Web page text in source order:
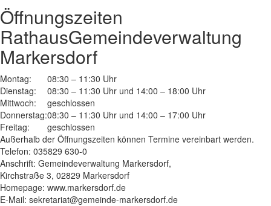
Öffnungszeiten
RathausGemeindeverwaltung
Markersdorf
Montag:
08:30 – 11:30 Uhr
Dienstag:
08:30 – 11:30 Uhr und 14:00 – 18:00 Uhr
Mittwoch:
geschlossen
Donnerstag:08:30 – 11:30 Uhr und 14:00 – 17:00 Uhr
Freitag:
geschlossen
Außerhalb der Öffnungszeiten können Termine vereinbart werden.
Telefon: 035829 630-0
Anschrift: Gemeindeverwaltung Markersdorf,
Kirchstraße 3, 02829 Markersdorf
Homepage: www.markersdorf.de
E-Mail: sekretariat@gemeinde-markersdorf.de